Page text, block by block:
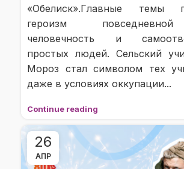
«Обелиск». Главные темы
героизм
человечность и
простых людей. Сельский
Мороз стал символом тех
даже в условиях оккупации...
Continue reading
26
АПР